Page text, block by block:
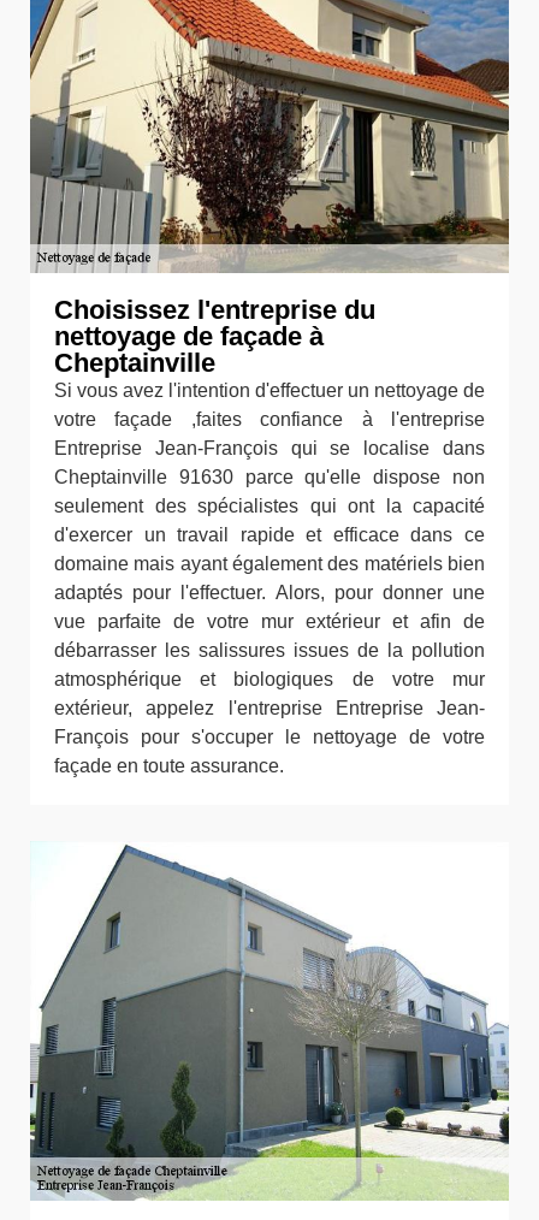
Choisissez l'entreprise du
nettoyage de façade à
Cheptainville
Si vous avez l'intention d'effectuer un nettoyage de
votre façade ,faites confiance à l'entreprise
Entreprise Jean-François qui se localise dans
Cheptainville 91630 parce qu'elle dispose non
seulement des spécialistes qui ont la capacité
d'exercer un travail rapide et efficace dans ce
domaine mais ayant également des matériels bien
adaptés pour l'effectuer. Alors, pour donner une
vue parfaite de votre mur extérieur et afin de
débarrasser les salissures issues de la pollution
atmosphérique et biologiques de votre mur
extérieur, appelez l'entreprise Entreprise Jean-
François pour s'occuper le nettoyage de votre
façade en toute assurance.